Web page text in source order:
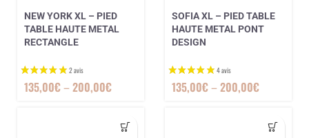
NEW YORK XL – PIED
TABLE HAUTE METAL
RECTANGLE
135,00€–200,00€
SOFIA XL – PIED TABLE
HAUTE METAL PONT
DESIGN
135,00€–200,00€